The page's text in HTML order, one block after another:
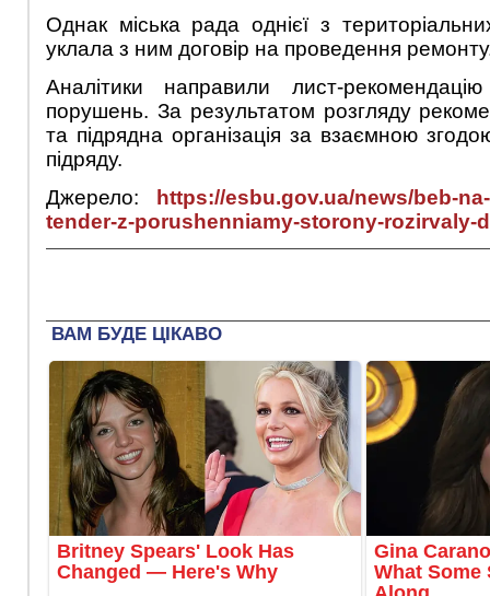
Однак міська рада однієї з
уклала з ним договір на проведення
Аналітики направили лист-
порушень. За результатом розгляду
та підрядна організація за взаємною
підряду.
Джерело:
https://esbu.gov.ua/news/beb-
tender-z-porushenniamy-storony-rozirvaly-